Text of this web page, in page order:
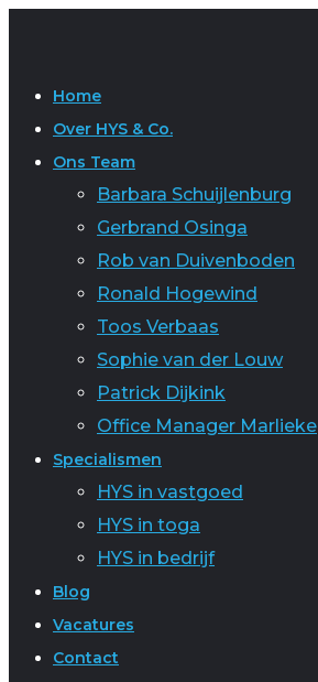
Home
Over HYS & Co.
Ons Team
Barbara Schuijlenburg
Gerbrand Osinga
Rob van Duivenboden
Ronald Hogewind
Toos Verbaas
Sophie van der Louw
Patrick Dijkink
Office Manager Marlieke
Specialismen
HYS in vastgoed
HYS in toga
HYS in bedrijf
Blog
Vacatures
Contact